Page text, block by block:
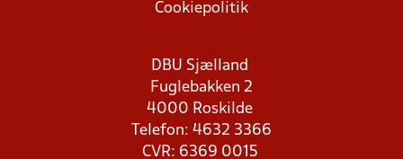
Cookiepolitik
DBU Sjælland
Fuglebakken 2
4000 Roskilde
Telefon: 4632 3366
CVR: 6369 0015